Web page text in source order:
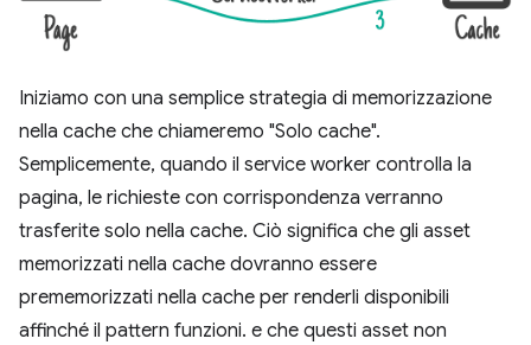
Iniziamo con una semplice strategia di memorizzazione
nella cache che chiameremo "Solo cache".
Semplicemente, quando il service worker controlla la
pagina, le richieste con corrispondenza verranno
trasferite solo nella cache. Ciò significa che gli asset
memorizzati nella cache dovranno essere
prememorizzati nella cache per renderli disponibili
affinché il pattern funzioni. e che questi asset non